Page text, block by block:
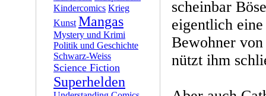
Kindercomics Krieg
Kunst Mangas
Mystery und Krimi
Politik und Geschichte
Schwarz-Weiss
Science Fiction
Superhelden
scheinbar
eigentlich
Bewohner
nützt ihm